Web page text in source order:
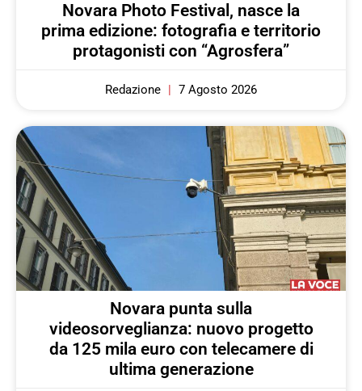
Novara Photo Festival, nasce la
prima edizione: fotografia e territorio
protagonisti con “Agrosfera”
Redazione 7 Agosto 2026
Novara punta sulla
videosorveglianza: nuovo progetto
da 125 mila euro con telecamere di
ultima generazione